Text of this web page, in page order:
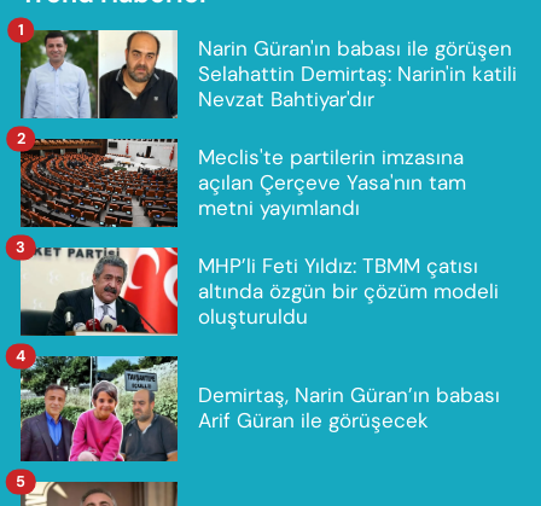
Narin Güran'ın babası ile görüşen
Selahattin Demirtaş: Narin'in katili
Nevzat Bahtiyar'dır
1
Meclis'te partilerin imzasına
açılan Çerçeve Yasa'nın tam
metni yayımlandı
2
MHP’li Feti Yıldız: TBMM çatısı
altında özgün bir çözüm modeli
oluşturuldu
3
Demirtaş, Narin Güran’ın babası
Arif Güran ile görüşecek
4
5